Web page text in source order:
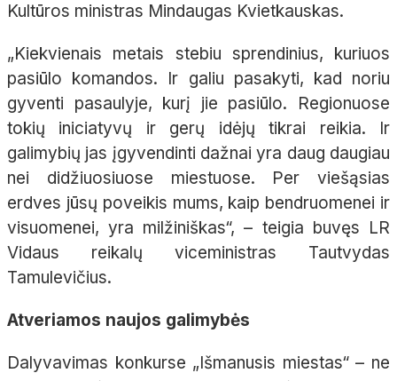
Kultūros ministras Mindaugas Kvietkauskas.
„Kiekvienais metais stebiu sprendinius, kuriuos
pasiūlo komandos. Ir galiu pasakyti, kad noriu
gyventi pasaulyje, kurį jie pasiūlo. Regionuose
tokių iniciatyvų ir gerų idėjų tikrai reikia. Ir
galimybių jas įgyvendinti dažnai yra daug daugiau
nei didžiuosiuose miestuose. Per viešąsias
erdves jūsų poveikis mums, kaip bendruomenei ir
visuomenei, yra milžiniškas“, – teigia buvęs LR
Vidaus reikalų viceministras Tautvydas
Tamulevičius.
Atveriamos naujos galimybės
Dalyvavimas konkurse „Išmanusis miestas“ – ne